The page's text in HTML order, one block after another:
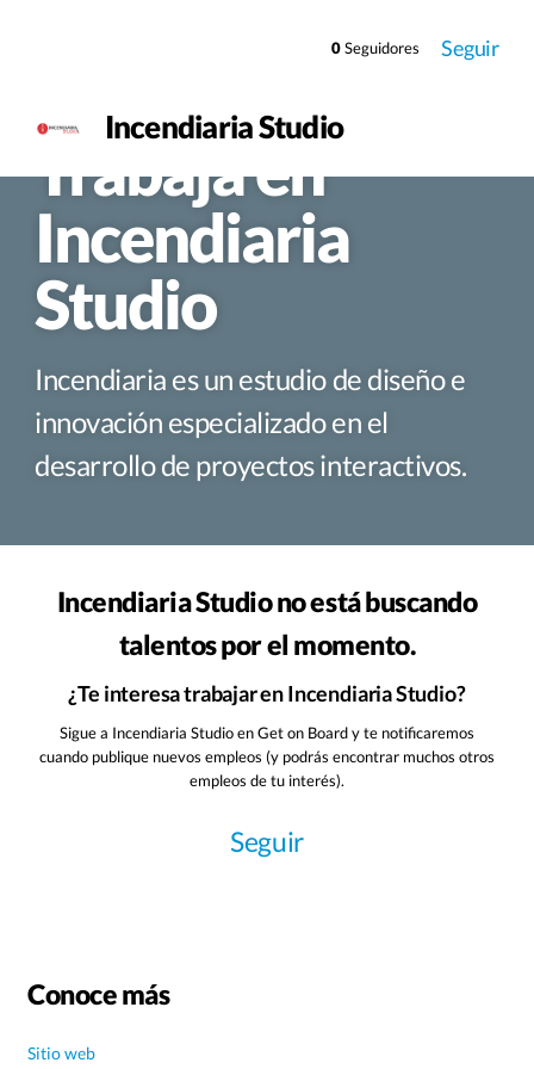
0Seguidores Seguir
Incendiaria Studio
Trabaja en
Incendiaria
Studio
Incendiaria es un estudio de diseño e
innovación especializado en el
desarrollo de proyectos interactivos.
Incendiaria Studio no está buscando
talentos por el momento.
¿Te interesa trabajar en Incendiaria Studio?
Sigue a Incendiaria Studio en Get on Board y te notificaremos
cuando publique nuevos empleos (y podrás encontrar muchos otros
empleos de tu interés).
Seguir
Conoce más
Sitio web